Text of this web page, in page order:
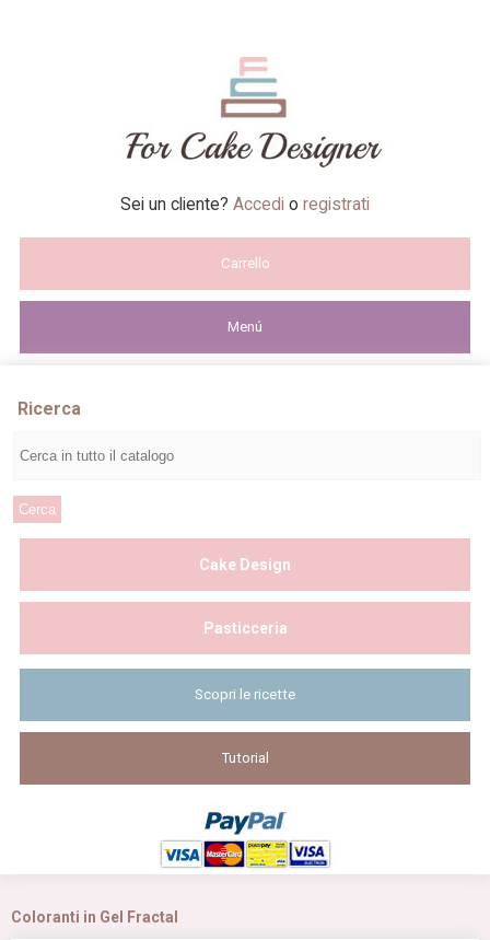
Sei un cliente? Accedi o registrati
Carrello
Menú
Ricerca
Cake Design
Pasticceria
Scopri le ricette
Tutorial
Coloranti in Gel Fractal